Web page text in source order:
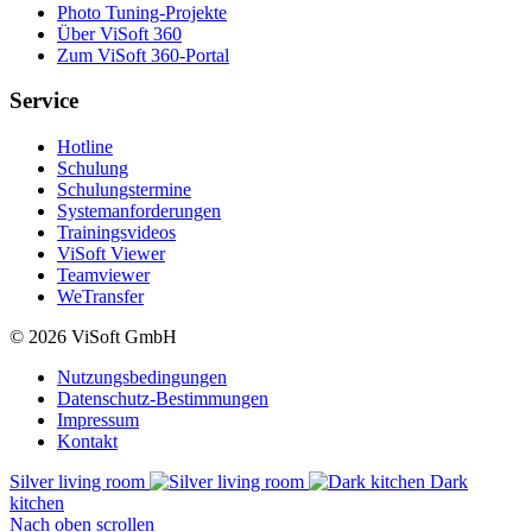
Photo Tuning-Projekte
Über ViSoft 360
Zum ViSoft 360-Portal
Service
Hotline
Schulung
Schulungstermine
Systemanforderungen
Trainingsvideos
ViSoft Viewer
Teamviewer
WeTransfer
© 2026 ViSoft GmbH
Nutzungsbedingungen
Datenschutz-Bestimmungen
Impressum
Kontakt
Silver living room
Dark
kitchen
Nach oben scrollen